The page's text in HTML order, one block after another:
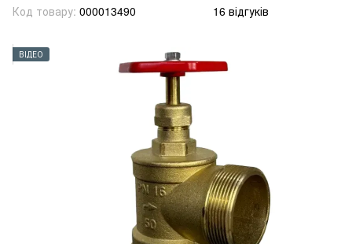
Код товару: 000013490 16 відгуків
ВІДЕО